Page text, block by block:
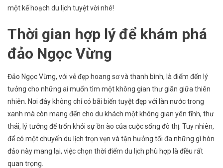
một kế hoạch du lịch tuyệt vời nhé!
Thời gian hợp lý để khám phá
đảo Ngọc Vừng
Đảo Ngọc Vừng, với vẻ đẹp hoang sơ và thanh bình, là điểm đến lý
tưởng cho những ai muốn tìm một không gian thư giãn giữa thiên
nhiên. Nơi đây không chỉ có bãi biển tuyệt đẹp với làn nước trong
xanh mà còn mang đến cho du khách một không gian yên tĩnh, thư
thái, lý tưởng để trốn khỏi sự ồn ào của cuộc sống đô thị. Tuy nhiên,
để có một chuyến du lịch trọn vẹn và tận hưởng tối đa những gì hòn
đảo này mang lại, việc chọn thời điểm du lịch phù hợp là điều rất
quan trọng.